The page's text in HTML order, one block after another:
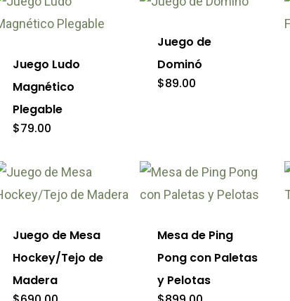
Juego Ludo
Magnético
Plegable
$79.00
Juego de
Dominó
$89.00
Juego de Mesa
Hockey/Tejo de
Madera
Mesa de Ping
Pong con Paletas
y Pelotas